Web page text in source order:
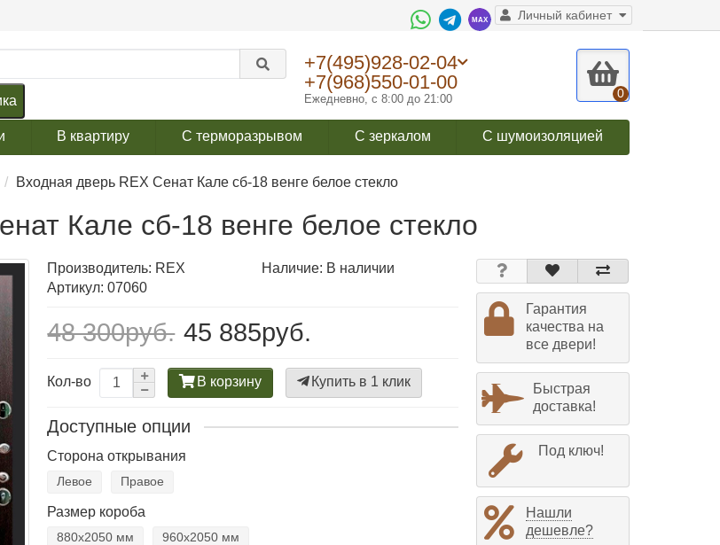
Личный кабинет
+7(495)928-02-04
+7(968)550-01-00
Ежедневно, с 8:00 до 21:00 0
В квартиру С терморазрывом С зеркалом С шумоизоляцией
Входная дверь REX Сенат Кале сб-18 венге белое стекло
Кале сб-18 венге белое стекло
Производитель: REX
Наличие: В наличии
Артикул: 07060
48 300руб. 45 885руб.
Кол-во В корзину Купить в 1 клик
Доступные опции
Сторона открывания
Левое Правое
Размер короба
880х2050 мм 960х2050 мм
Гарантия
качества на
все двери!
Быстрая
доставка!
Под ключ!
Нашли
дешевле?